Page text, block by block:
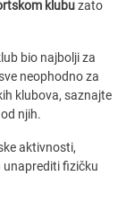
klubuzato
bio najbolji za
neophodno za
klubova, saznajte
njih.
aktivnosti,
unaprediti fizičku